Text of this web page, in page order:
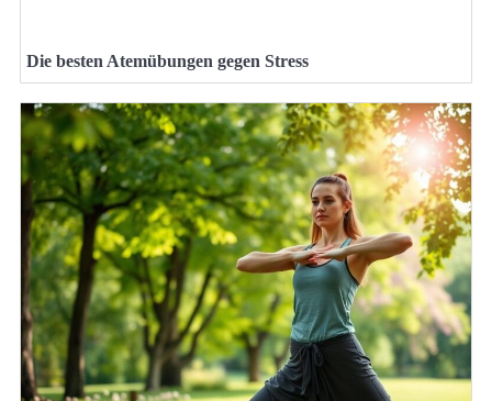
Die besten Atemübungen gegen Stress